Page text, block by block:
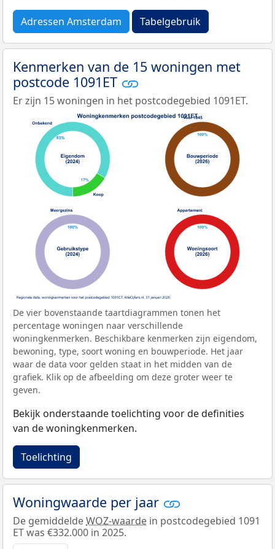
Adressen Amsterdam Tabelgebruik
Kenmerken van de 15 woningen met
postcode 1091ET
Er zijn 15 woningen in het postcodegebied 1091ET.
De vier bovenstaande taartdiagrammen tonen het
percentage woningen naar verschillende
woningkenmerken. Beschikbare kenmerken zijn eigendom,
bewoning, type, soort woning en bouwperiode. Het jaar
waar de data voor gelden staat in het midden van de
grafiek. Klik op de afbeelding om deze groter weer te
geven.
Bekijk onderstaande toelichting voor de definities
van de woningkenmerken.
Toelichting
Woningwaarde per jaar
De gemiddeldeWOZ-waarde in postcodegebied 1091
ET was €332.000 in 2025.